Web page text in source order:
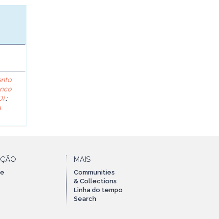
;
MAIS
Communities
& Collections
Linha do tempo
Search